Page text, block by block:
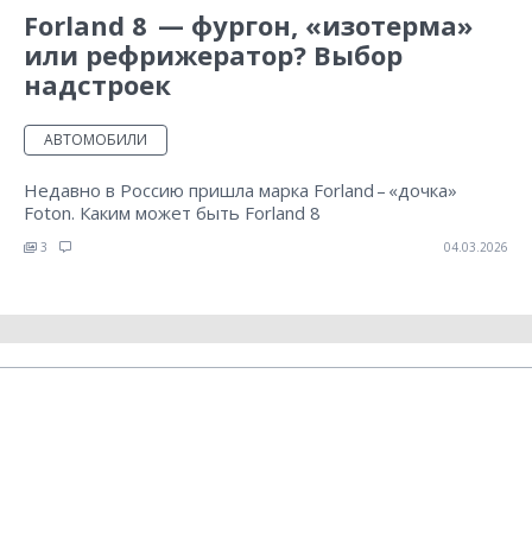
Forland 8 — фургон, «изотерма»
или рефрижератор? Выбор
надстроек
АВТОМОБИЛИ
Недавно в Россию пришла марка Forland – «дочка»
Foton. Каким может быть Forland 8
3 04.03.2026